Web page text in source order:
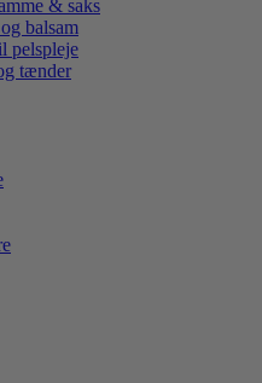
& saks
balsam
pelspleje
tænder